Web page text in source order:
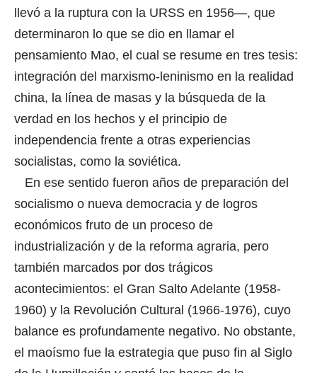
llevó a la ruptura con la URSS en 1956—, que
determinaron lo que se dio en llamar el
pensamiento Mao, el cual se resume en tres tesis:
integración del marxismo-leninismo en la realidad
china, la línea de masas y la búsqueda de la
verdad en los hechos y el principio de
independencia frente a otras experiencias
socialistas, como la soviética.
En ese sentido fueron años de preparación del
socialismo o nueva democracia y de logros
económicos fruto de un proceso de
industrialización y de la reforma agraria, pero
también marcados por dos trágicos
acontecimientos: el Gran Salto Adelante (1958-
1960) y la Revolución Cultural (1966-1976), cuyo
balance es profundamente negativo. No obstante,
el maoísmo fue la estrategia que puso fin al Siglo